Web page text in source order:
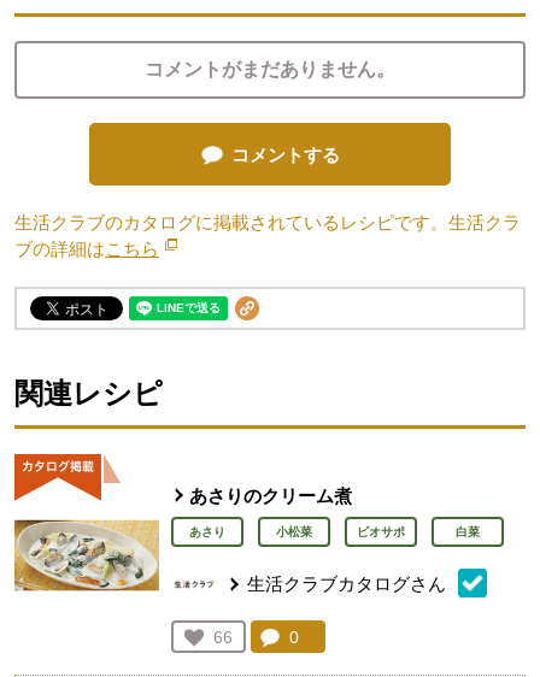
コメントがまだありません。
コメントする
生活クラブのカタログに掲載されているレシピです。生活クラ
ブの詳細はこちら 別のウィンドウで開きます。
関連レシピ
あさりのクリーム煮
あさり 小松菜 ビオサポ 白菜
生活クラブカタログさん
お気に入り登録：
66
人が登録
コメント：
0